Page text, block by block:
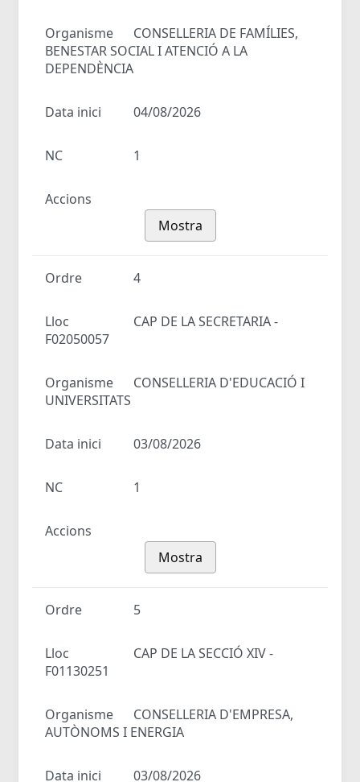
Organisme
CONSELLERIA DE FAMÍLIES,
BENESTAR SOCIAL I ATENCIÓ A LA
DEPENDÈNCIA
Data inici 04/08/2026
NC 1
Accions
Mostra
Ordre 4
Lloc
CAP DE LA SECRETARIA -
F02050057
Organisme
CONSELLERIA D'EDUCACIÓ I
UNIVERSITATS
Data inici 03/08/2026
NC 1
Accions
Mostra
Ordre 5
Lloc
CAP DE LA SECCIÓ XIV -
F01130251
Organisme
CONSELLERIA D'EMPRESA,
AUTÒNOMS I ENERGIA
Data inici 03/08/2026